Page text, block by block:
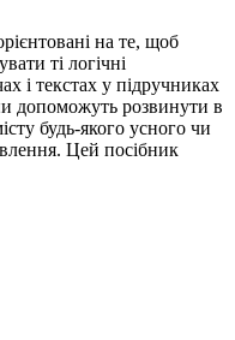
на те, щоб
ті логічні
і текстах у підручниках
допоможуть розвинути в
будь-якого усного чи
Цей посібник